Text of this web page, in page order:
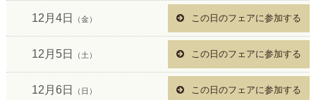
12月4日 （金） この日のフェアに参加する
12月5日 （土） この日のフェアに参加する
12月6日 （日） この日のフェアに参加する